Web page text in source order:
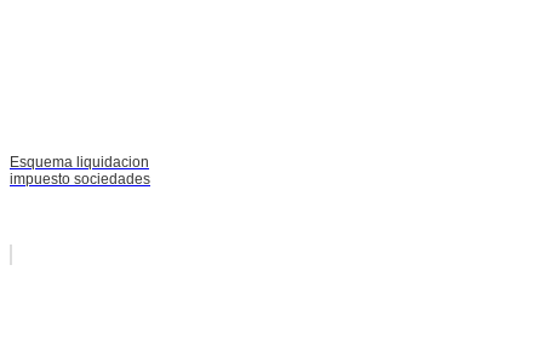
Esquema liquidacion
impuesto sociedades